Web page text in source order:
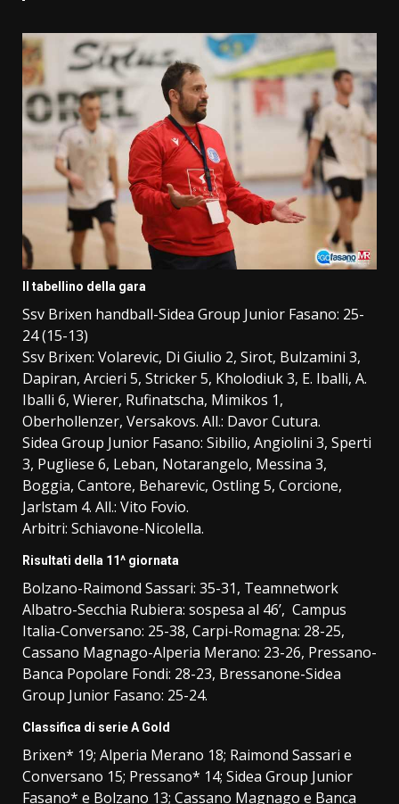
Il tabellino della gara
Ssv Brixen handball-Sidea Group Junior Fasano: 25-
24 (15-13)
Ssv Brixen: Volarevic, Di Giulio 2, Sirot, Bulzamini 3,
Dapiran, Arcieri 5, Stricker 5, Kholodiuk 3, E. Iballi, A.
Iballi 6, Wierer, Rufinatscha, Mimikos 1,
Oberhollenzer, Versakovs. All.: Davor Cutura.
Sidea Group Junior Fasano: Sibilio, Angiolini 3, Sperti
3, Pugliese 6, Leban, Notarangelo, Messina 3,
Boggia, Cantore, Beharevic, Ostling 5, Corcione,
Jarlstam 4. All.: Vito Fovio.
Arbitri: Schiavone-Nicolella.
Risultati della 11^ giornata
Bolzano-Raimond Sassari: 35-31, Teamnetwork
Albatro-Secchia Rubiera: sospesa al 46’, Campus
Italia-Conversano: 25-38, Carpi-Romagna: 28-25,
Cassano Magnago-Alperia Merano: 23-26, Pressano-
Banca Popolare Fondi: 28-23, Bressanone-Sidea
Group Junior Fasano: 25-24.
Classifica di serie A Gold
Brixen* 19; Alperia Merano 18; Raimond Sassari e
Conversano 15; Pressano* 14; Sidea Group Junior
Fasano* e Bolzano 13; Cassano Magnago e Banca